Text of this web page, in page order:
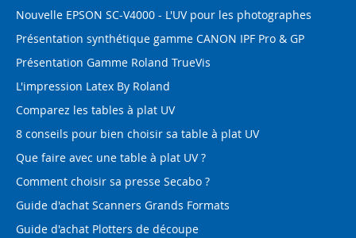
Nouvelle EPSON SC-V4000 - L'UV pour les photographes
Présentation synthétique gamme CANON IPF Pro & GP
Présentation Gamme Roland TrueVis
L'impression Latex By Roland
Comparez les tables à plat UV
8 conseils pour bien choisir sa table à plat UV
Que faire avec une table à plat UV ?
Comment choisir sa presse Secabo ?
Guide d'achat Scanners Grands Formats
Guide d'achat Plotters de découpe